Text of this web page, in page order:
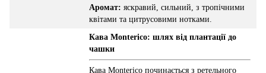
Аромат: яскравий, сильний, з тропічними
квітами та цитрусовими нотками.
Кава Monterico: шлях від плантації до
чашки
Кава Monterico починається з ретельного